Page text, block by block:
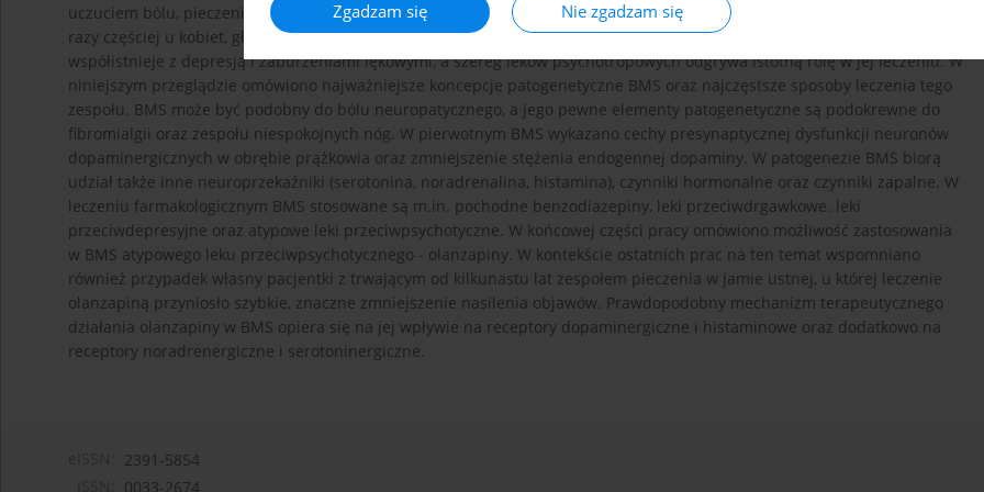
Zgadzam się Nie zgadzam się
uczuciem bólu, pieczenia i suchością w obrębie błony śluzowej jamy ustnej, niezwiązany z jej patologią. BMS występuje 7
razy częściej u kobiet, głównie w okresie około menopauzalnym. Istotny jest aspekt psychiatryczny BMS: choroba ta często
współistnieje z depresją i zaburzeniami lękowymi, a szereg leków psychotropowych odgrywa istotną rolę w jej leczeniu. W
niniejszym przeglądzie omówiono najważniejsze koncepcje patogenetyczne BMS oraz najczęstsze sposoby leczenia tego
zespołu. BMS może być podobny do bólu neuropatycznego, a jego pewne elementy patogenetyczne są podokrewne do
fibromialgii oraz zespołu niespokojnych nóg. W pierwotnym BMS wykazano cechy presynaptycznej dysfunkcji neuronów
dopaminergicznych w obrębie prążkowia oraz zmniejszenie stężenia endogennej dopaminy. W patogenezie BMS biorą
udział także inne neuroprzekaźniki (serotonina, noradrenalina, histamina), czynniki hormonalne oraz czynniki zapalne. W
leczeniu farmakologicznym BMS stosowane są m.in. pochodne benzodiazepiny, leki przeciwdrgawkowe. leki
przeciwdepresyjne oraz atypowe leki przeciwpsychotyczne. W końcowej części pracy omówiono możliwość zastosowania
w BMS atypowego leku przeciwpsychotycznego - olanzapiny. W kontekście ostatnich prac na ten temat wspomniano
również przypadek własny pacjentki z trwającym od kilkunastu lat zespołem pieczenia w jamie ustnej, u której leczenie
olanzapiną przyniosło szybkie, znaczne zmniejszenie nasilenia objawów. Prawdopodobny mechanizm terapeutycznego
działania olanzapiny w BMS opiera się na jej wpływie na receptory dopaminergiczne i histaminowe oraz dodatkowo na
receptory noradrenergiczne i serotoninergiczne.
2391-5854
0033-2674